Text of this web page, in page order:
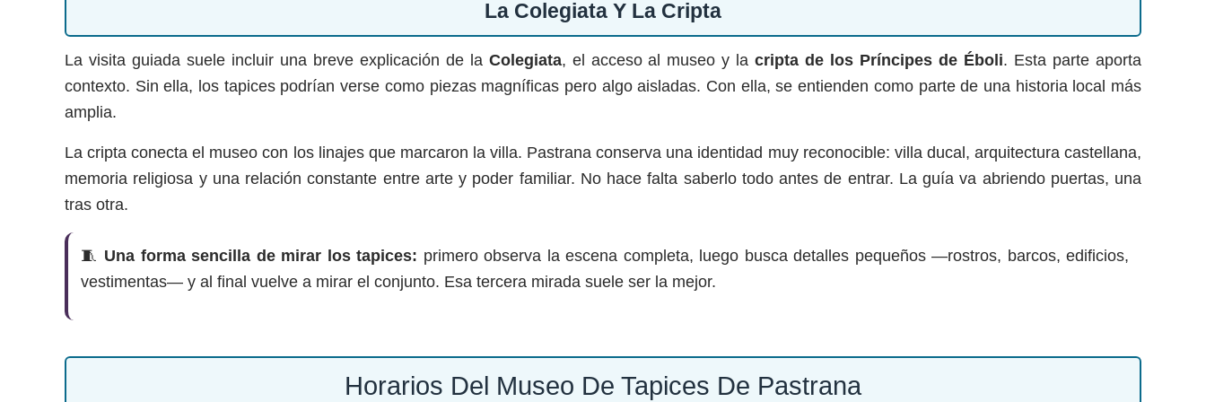
La Colegiata Y La Cripta
La visita guiada suele incluir una breve explicación de la Colegiata, el acceso al museo y lacripta de los Príncipes de Éboli. Esta parte aporta
contexto. Sin ella, los tapices podrían verse como piezas magníficas pero algo aisladas. Con ella, se entienden como parte de una historia local más
amplia.
La cripta conecta el museo con los linajes que marcaron la villa. Pastrana conserva una identidad muy reconocible: villa ducal, arquitectura castellana,
memoria religiosa y una relación constante entre arte y poder familiar. No hace falta saberlo todo antes de entrar. La guía va abriendo puertas, una
tras otra.
🧵 Una forma sencilla de mirar los tapices: primero observa la escena completa, luego busca detalles pequeños —rostros, barcos, edificios,
vestimentas— y al final vuelve a mirar el conjunto. Esa tercera mirada suele ser la mejor.
Horarios Del Museo De Tapices De Pastrana